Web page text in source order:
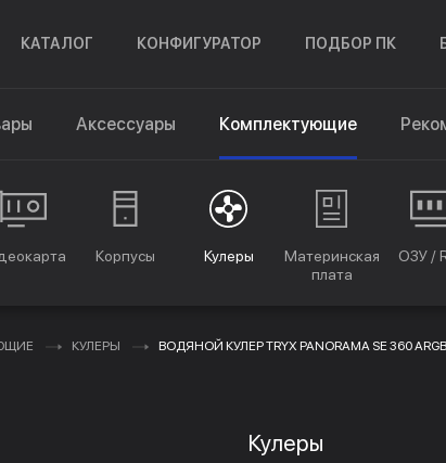
КАТАЛОГ КОНФИГУРАТОР ПОДБОР ПК
Аксессуары Комплектующие
Корпусы Кулеры
Материнская
плата
ОЗУ /
КУЛЕРЫ ВОДЯНОЙ КУЛЕР TRYX PANORAMA SE 360 ARGB
Кулеры